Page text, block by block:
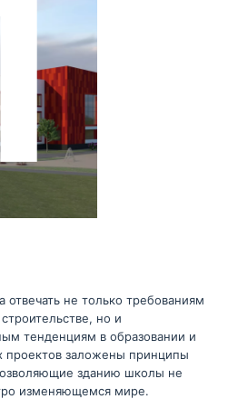
не только требованиям
но и
тенденциям в образовании и
проектов заложены принципы
зданию школы не
изменяющемся мире.